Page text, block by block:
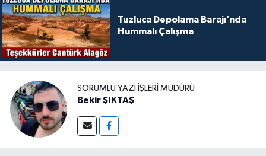
Tuzluca Depolama Barajı’nda
Hummalı Çalışma
SORUMLU YAZI İŞLERI MÜDÜRÜ
Bekir ŞIKTAŞ